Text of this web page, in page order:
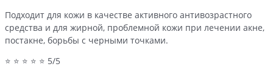
Подходит для кожи в качестве активного антивозрастного
средства и для жирной, проблемной кожи при лечении акне,
постакне, борьбы с черными точками.
⭐ ⭐ ⭐ ⭐ ⭐ 5/5